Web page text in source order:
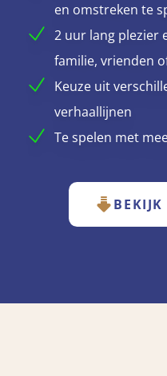
en omstreken te
2 uur lang plezier
familie, vrienden
Keuze uit
verhaallijnen
Te spelen met